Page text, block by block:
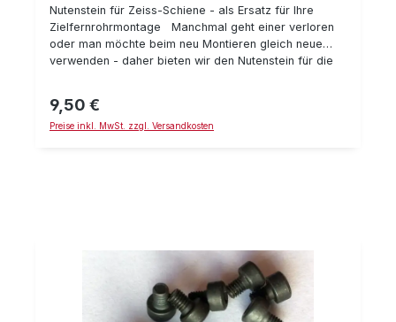
Nutenstein für Zeiss-Schiene - als Ersatz für Ihre
Zielfernrohrmontage Manchmal geht einer verloren
oder man möchte beim neu Montieren gleich neue
verwenden - daher bieten wir den Nutenstein für die
Loctite 243 und einen Drehmoment-Schlüssel zu
verwenden. Details: Nutenstein, passend für
Regulärer Preis:
9,50 €
Preise inkl. MwSt. zzgl. Versandkosten